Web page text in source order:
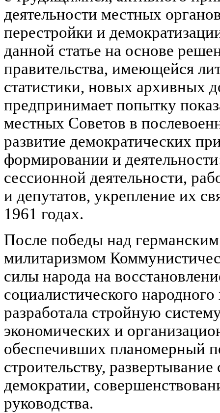
деятельности местных
перестройки и
данной статье на основе
правительства, имеющейся
статистики, новых архивных
предпринимает попытку
местных Советов в
развитие демократических
формировании и
сессионной деятельности,
и депутатов, укрепление их
1961 годах.
После победы над
милитаризмом
силы народа на
социалистического
разработала стройную
экономических и
обеспечивших планомерный
строительству,
демократии,
руководства.